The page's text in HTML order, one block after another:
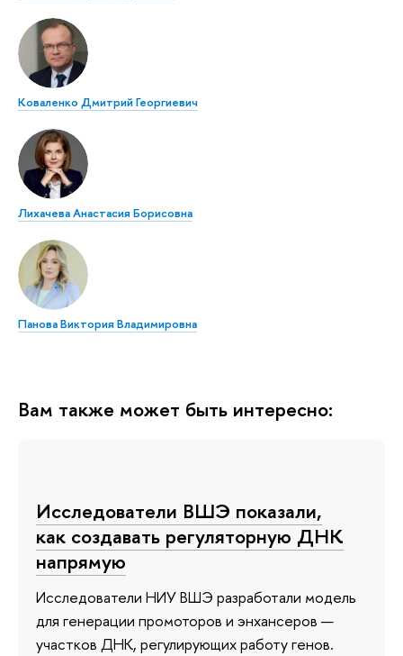
Коваленко Дмитрий Георгиевич
Лихачева Анастасия Борисовна
Панова Виктория Владимировна
Вам также может быть интересно:
Исследователи ВШЭ показали,
как создавать регуляторную ДНК
напрямую
Исследователи НИУ ВШЭ разработали модель
для генерации промоторов и энхансеров —
участков ДНК, регулирующих работу генов.